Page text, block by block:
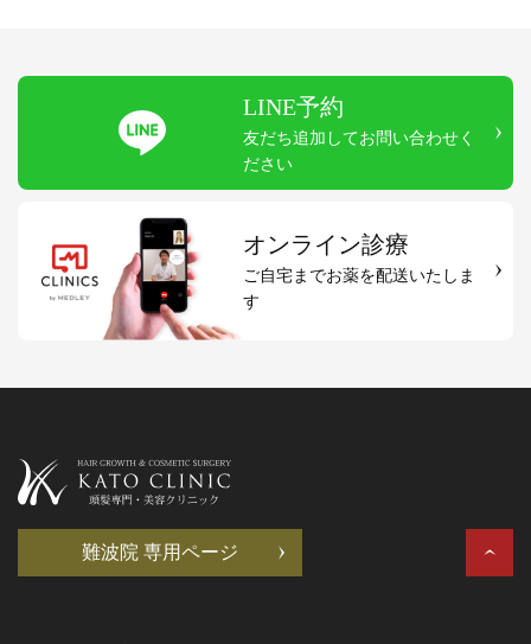
LINE予約
友だち追加してお問い合わせく
ださい
オンライン診療
ご自宅までお薬を配送いたしま
す
難波院 専用ページ